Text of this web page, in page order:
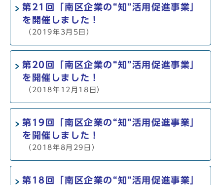
第21回「南区企業の“知”活用促進事業」
を開催しました！
（2019年3月5日）
第20回「南区企業の“知”活用促進事業」
を開催しました！
（2018年12月18日）
第19回「南区企業の“知”活用促進事業」
を開催しました！
（2018年8月29日）
第18回「南区企業の“知”活用促進事業」